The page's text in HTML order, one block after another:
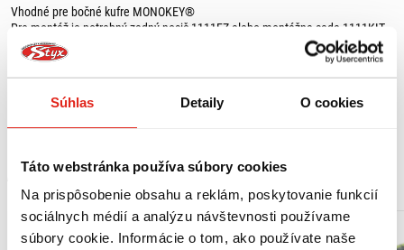
Súhlas Detaily O cookies
Táto webstránka používa súbory cookies
Na prispôsobenie obsahu a reklám, poskytovanie funkcií
sociálnych médií a analýzu návštevnosti používame
súbory cookie. Informácie o tom, ako používate naše
Vhodné pre bočné kufre MONOKEY®
Pre montáž je potrebný zadný nosič 1111FZ alebo montážna sada 1111KIT
Vhodné pre:
HONDA
NC700X (12-13) / NC750X / NC750X DCT (14-15)
MOHLO BY SA VÁM PÁČIŤ